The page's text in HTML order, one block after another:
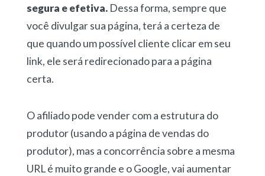
segura e efetiva.Dessa forma, sempre que
você divulgar sua página, terá a certeza de
que quando um possível cliente clicar em seu
link, ele será redirecionado para a página
certa.
O afiliado pode vender com a estrutura do
produtor (usando a página de vendas do
produtor), mas a concorrência sobre a mesma
URL é muito grande e o Google, vai aumentar